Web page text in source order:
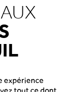
expérience